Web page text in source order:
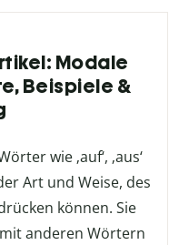
Modale
Beispiele &
wie ‚auf‘, ‚aus‘
Art und Weise, des
können. Sie
anderen Wörtern